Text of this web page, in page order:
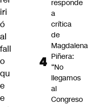
iri
ó
al
fall
o
qu
e
e
responde
a
crítica
de
Magdalena
Piñera:
“No
llegamos
al
Congreso